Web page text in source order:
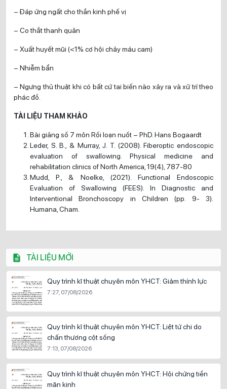
TÀI LIỆU MỚI
Quy trình kĩ thuật chuyên môn YHCT: Giảm thính lực
7:27, 07/08/2026
Quy trình kĩ thuật chuyên môn YHCT: Liệt tứ chi do
chấn thương cột sống
7:13, 07/08/2026
Quy trình kĩ thuật chuyên môn YHCT: Hội chứng tiền
mãn kinh
– Đáp ứng ngất cho thần kinh phế vị
– Co thắt thanh quản
– Xuất huyết mũi (<1% cơ hội chảy máu cam)
– Nhiễm bẩn
– Ngưng thủ thuật khi có bất cứ tai biến nào xảy ra và xử trí theo
phác đồ.
TÀI LIỆU THAM KHẢO
Bài giảng số 7 môn Rối loạn nuốt – PhD. Hans Bogaardt
Leder, S. B., & Murray, J. T. (2008). Fiberoptic endoscopic
evaluation of swallowing. Physical medicine and
rehabilitation clinics of North America, 19(4), 787-80
Mudd, P., & Noelke, (2021). Functional Endoscopic
Evaluation of Swallowing (FEES). In Diagnostic and
Interventional Bronchoscopy in Children (pp. 9- 3).
Humana, Cham.